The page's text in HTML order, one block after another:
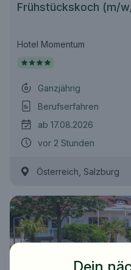
Frühstückskoch (m/
Hotel Momentum
Ganzjährig
Berufserfahren
ab 17.08.2026
vor 2 Stunden
Österreich, Salzburg